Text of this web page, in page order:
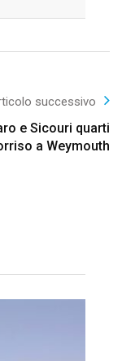
successivo
e Sicouri quarti
a Weymouth